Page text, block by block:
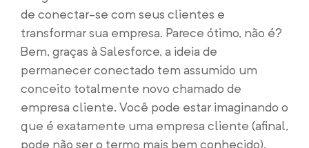
de conectar-se com seus clientes e
transformar sua empresa. Parece ótimo, não é?
Bem, graças à Salesforce, a ideia de
permanecer conectado tem assumido um
conceito totalmente novo chamado de
empresa cliente. Você pode estar imaginando o
que é exatamente uma empresa cliente (afinal,
pode não ser o termo mais bem conhecido).